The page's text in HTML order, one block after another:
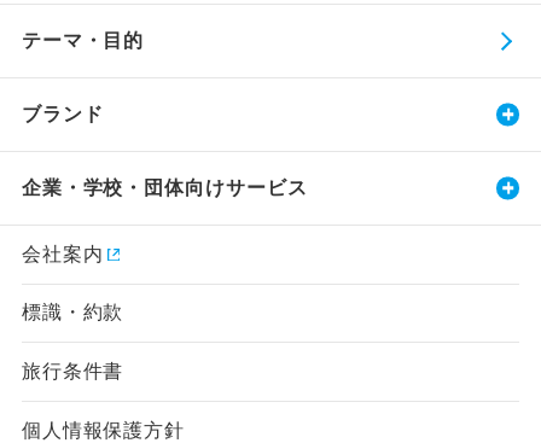
テーマ・目的
ブランド
企業・学校・団体向けサービス
会社案内
標識・約款
旅行条件書
個人情報保護方針